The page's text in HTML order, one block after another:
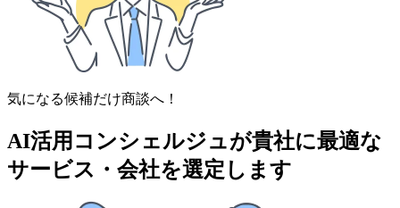
気になる候補だけ商談へ！
AI活用コンシェルジュが貴社に最適な
サービス・会社を選定します